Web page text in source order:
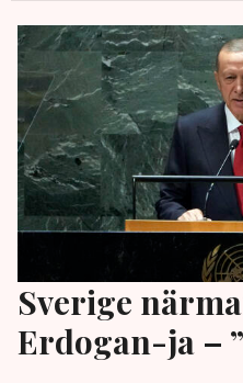
Sverige
Erdogan-ja –